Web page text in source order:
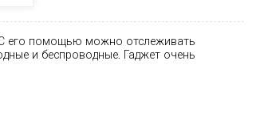
его помощью можно отслеживать
и беспроводные. Гаджет очень